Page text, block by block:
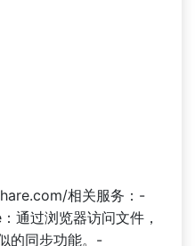
相关服务：-
通过浏览器访问文件，
的同步功能。-